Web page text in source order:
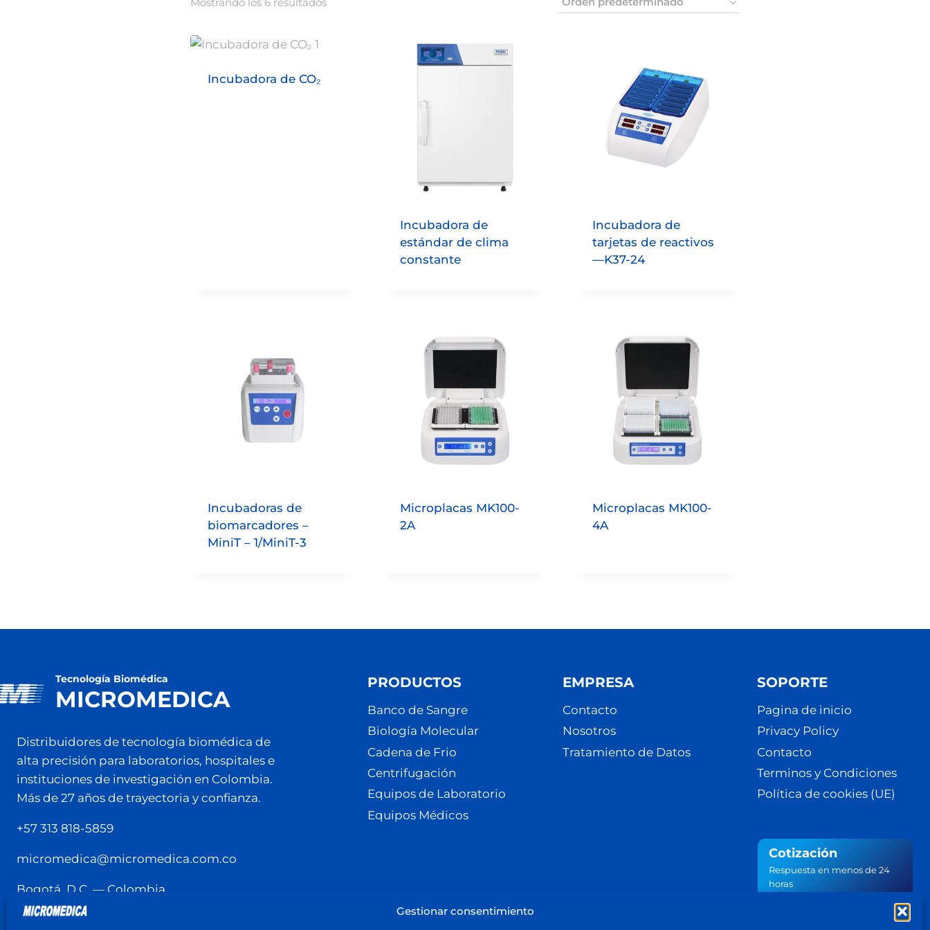
Gestionar consentimiento
Incubadora de CO₂
Incubadora de
estándar de clima
constante
Incubadora de
tarjetas de reactivos
—K37-24
Incubadoras de
biomarcadores –
MiniT – 1/MiniT-3
Microplacas MK100-
2A
Microplacas MK100-
4A
Tecnología Biomédica
MICROMEDICA
Distribuidores de tecnología biomédica de
alta precisión para laboratorios, hospitales e
instituciones de investigación en Colombia.
Más de 27 años de trayectoria y confianza.
+57 313 818-5859
micromedica@micromedica.com.co
Bogotá, D.C. — Colombia
PRODUCTOS
Banco de Sangre
Biología Molecular
Cadena de Frio
Centrifugación
Equipos de Laboratorio
Equipos Médicos
EMPRESA
Contacto
Nosotros
Tratamiento de Datos
SOPORTE
Pagina de inicio
Privacy Policy
Contacto
Terminos y Condiciones
Política de cookies (UE)
Cotización
Respuesta en menos de 24
horas